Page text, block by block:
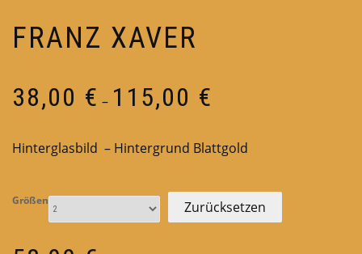
FRANZ XAVER
38,00 € – 115,00 €
115,00 €
Hinterglasbild – Hintergrund Blattgold
Größen Zurücksetzen